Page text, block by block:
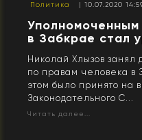
Политика | 10.07.2020
в Забкрае стал
Николай Хлызов занял
по правам человека в
этом было принято на
Законодательного С...
Читать далее...